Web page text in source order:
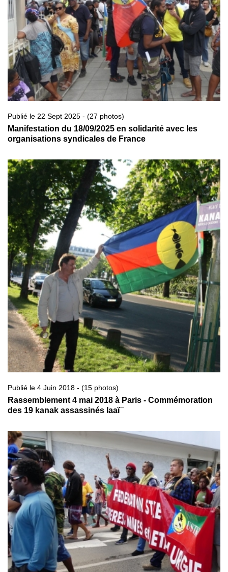
Publié le 22 Sept 2025 - (27 photos)
Manifestation du 18/09/2025 en solidarité avec les
organisations syndicales de France
Publié le 4 Juin 2018 - (15 photos)
Rassemblement 4 mai 2018 à Paris - Commémoration
des 19 kanak assassinés Iaaï¯